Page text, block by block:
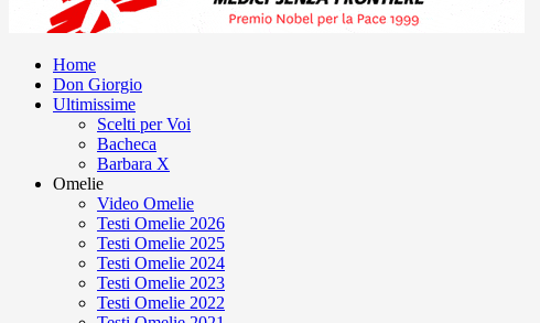
Home
Don Giorgio
Ultimissime
Scelti per Voi
Bacheca
Barbara X
Omelie
Video Omelie
Testi Omelie 2026
Testi Omelie 2025
Testi Omelie 2024
Testi Omelie 2023
Testi Omelie 2022